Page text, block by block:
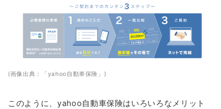
(画像出典：「yahoo自動車保険」)
このように、yahoo自動車保険はいろいろなメリット